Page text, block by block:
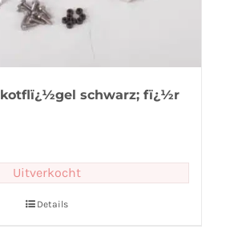
schwarz; fï¿½r
Uitverkocht
Details